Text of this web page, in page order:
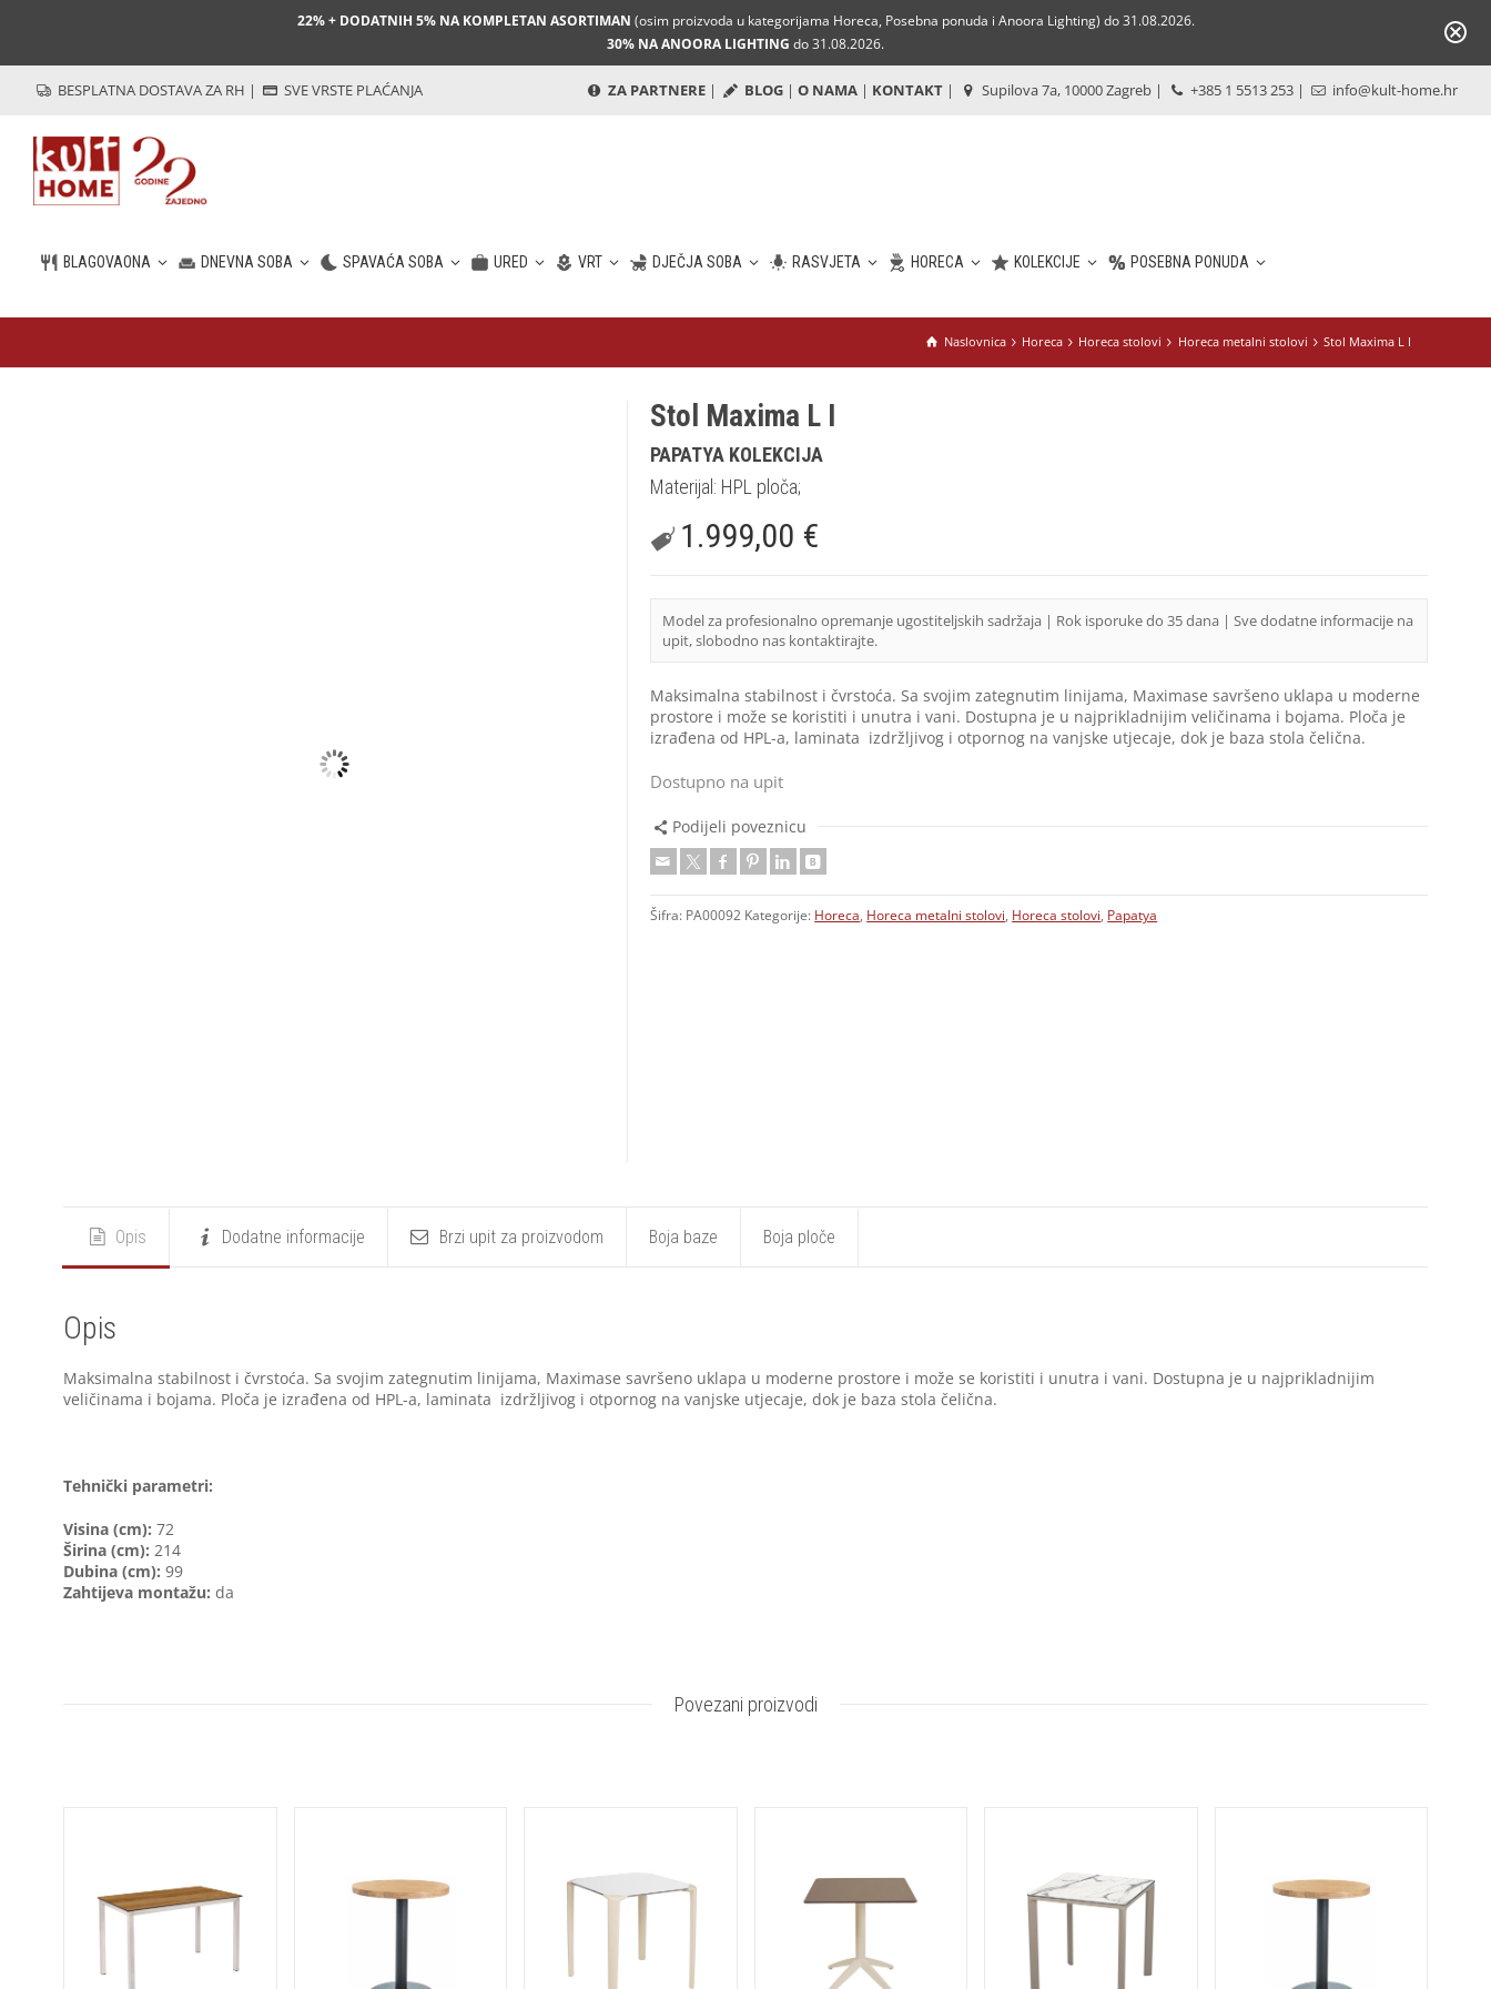
22% + DODATNIH 5% NA KOMPLETAN ASORTIMAN (osim proizvoda u kategorijama Horeca, Posebna ponuda i Anoora Lighting) do 31.08.2026.
30% NA ANOORA LIGHTING do 31.08.2026.
BESPLATNA DOSTAVA ZA RH | SVE VRSTE PLAĆANJA ZA PARTNERE | BLOG | O NAMA | KONTAKT | Supilova 7a, 10000 Zagreb | +385 1 5513 253 | info@kult-home.hr
BLAGOVAONA DNEVNA SOBA SPAVAĆA SOBA URED VRT DJEČJA SOBA RASVJETA HORECA KOLEKCIJE POSEBNA PONUDA
HR
Naslovnica Horeca Horeca stolovi Horeca metalni stolovi Stol Maxima L I
Stol Maxima L I
PAPATYA KOLEKCIJA
Materijal: HPL ploča;
1.999,00 €
Model za profesionalno opremanje ugostiteljskih sadržaja | Rok isporuke do 35 dana | Sve dodatne informacije na
upit, slobodno nas kontaktirajte.
Maksimalna stabilnost i čvrstoća. Sa svojim zategnutim linijama, Maximase savršeno uklapa u moderne
prostore i može se koristiti i unutra i vani. Dostupna je u najprikladnijim veličinama i bojama. Ploča je
izrađena od HPL-a, laminata izdržljivog i otpornog na vanjske utjecaje, dok je baza stola čelična.
Dostupno na upit
Podijeli poveznicu
Šifra: PA00092 Kategorije: Horeca Horeca metalni stolovi Horeca stolovi Papatya
Opis Dodatne informacije Brzi upit za proizvodom Boja baze Boja ploče
Opis
Maksimalna stabilnost i čvrstoća. Sa svojim zategnutim linijama, Maximase savršeno uklapa u moderne prostore i može se koristiti i unutra i vani. Dostupna je u najprikladnijim
veličinama i bojama. Ploča je izrađena od HPL-a, laminata izdržljivog i otpornog na vanjske utjecaje, dok je baza stola čelična.
Tehnički parametri:
Visina (cm): 72
Širina (cm): 214
Dubina (cm): 99
Zahtijeva montažu: da
Povezani proizvodi